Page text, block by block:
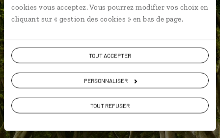
cookies vous acceptez. Vous pourrez modifier vos choix en
cliquant sur « gestion des cookies » en bas de page.
TOUT ACCEPTER
PERSONNALISER
TOUT REFUSER
particulière ?
Cathédrale de Christchurch
Chaussée des Géants Bunratty
Burren Connemara Belfast